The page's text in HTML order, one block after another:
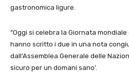
gastronomica ligure.
“Oggi si celebra la Giornata
hanno scritto i due in una nota
dall’Assemblea Generale delle
sicuro per un domani sano’.